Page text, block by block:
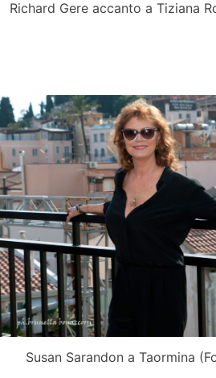
Richard Gere accanto a Tiziana
Susan Sarandon a Taormina